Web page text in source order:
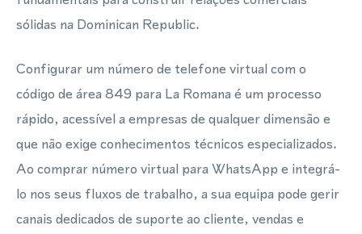
sólidas na Dominican Republic.
Configurar um número de telefone virtual com o
código de área 849 para La Romana é um processo
rápido, acessível a empresas de qualquer dimensão e
que não exige conhecimentos técnicos especializados.
Ao comprar número virtual para WhatsApp e integrá-
lo nos seus fluxos de trabalho, a sua equipa pode gerir
canais dedicados de suporte ao cliente, vendas e